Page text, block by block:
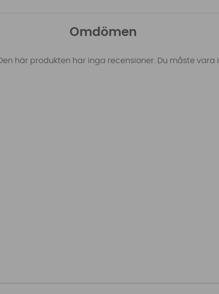
Omdömen
här produkten har inga recensioner. Du måste